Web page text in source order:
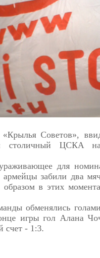
Советов»,
столичный ЦСКА на
для
армейцы забили два
в этих
обменялись
игры гол Алана
счет - 1:3.